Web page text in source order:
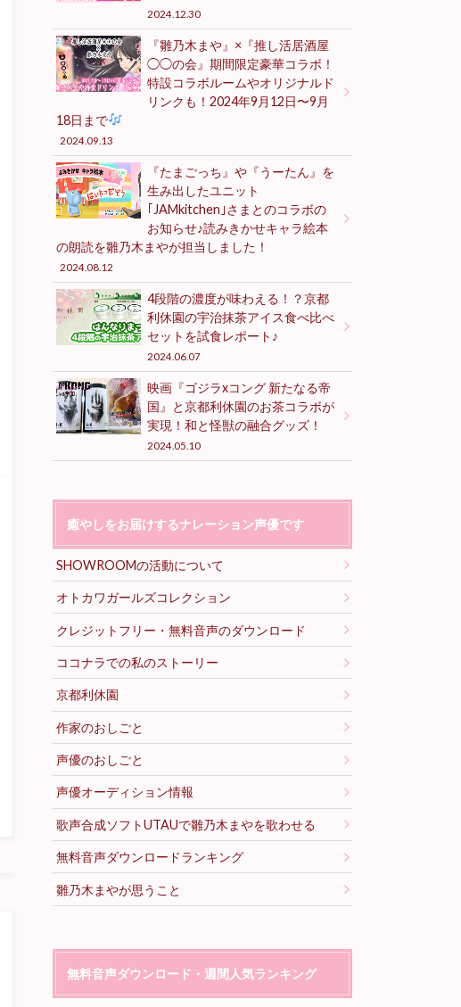
2024.12.30
『雛乃木まや』×『推し活居酒屋
◯◯の会』期間限定豪華コラボ！
特設コラボルームやオリジナルド
リンクも！2024年9月12日〜9月
18日まで
2024.09.13
『たまごっち』や『うーたん』を
生み出したユニット
｢JAMkitchen｣さまとのコラボの
お知らせ♪読みきかせキャラ絵本
の朗読を雛乃木まやが担当しました！
2024.08.12
4段階の濃度が味わえる！？京都
利休園の宇治抹茶アイス食べ比べ
セットを試食レポート♪
2024.06.07
映画『ゴジラxコング 新たなる帝
国』と京都利休園のお茶コラボが
実現！和と怪獣の融合グッズ！
2024.05.10
癒やしをお届けするナレーション声優です
SHOWROOMの活動について
オトカワガールズコレクション
クレジットフリー・無料音声のダウンロード
ココナラでの私のストーリー
京都利休園
作家のおしごと
声優のおしごと
声優オーディション情報
歌声合成ソフトUTAUで雛乃木まやを歌わせる
無料音声ダウンロードランキング
雛乃木まやが思うこと
無料音声ダウンロード・週間人気ランキング